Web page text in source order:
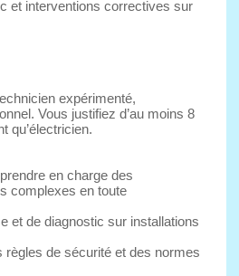
et interventions correctives sur
expérimenté,
Vous justifiez d’au moins 8
qu’électricien.
en charge des
complexes en toute
et de diagnostic sur installations
règles de sécurité et des normes